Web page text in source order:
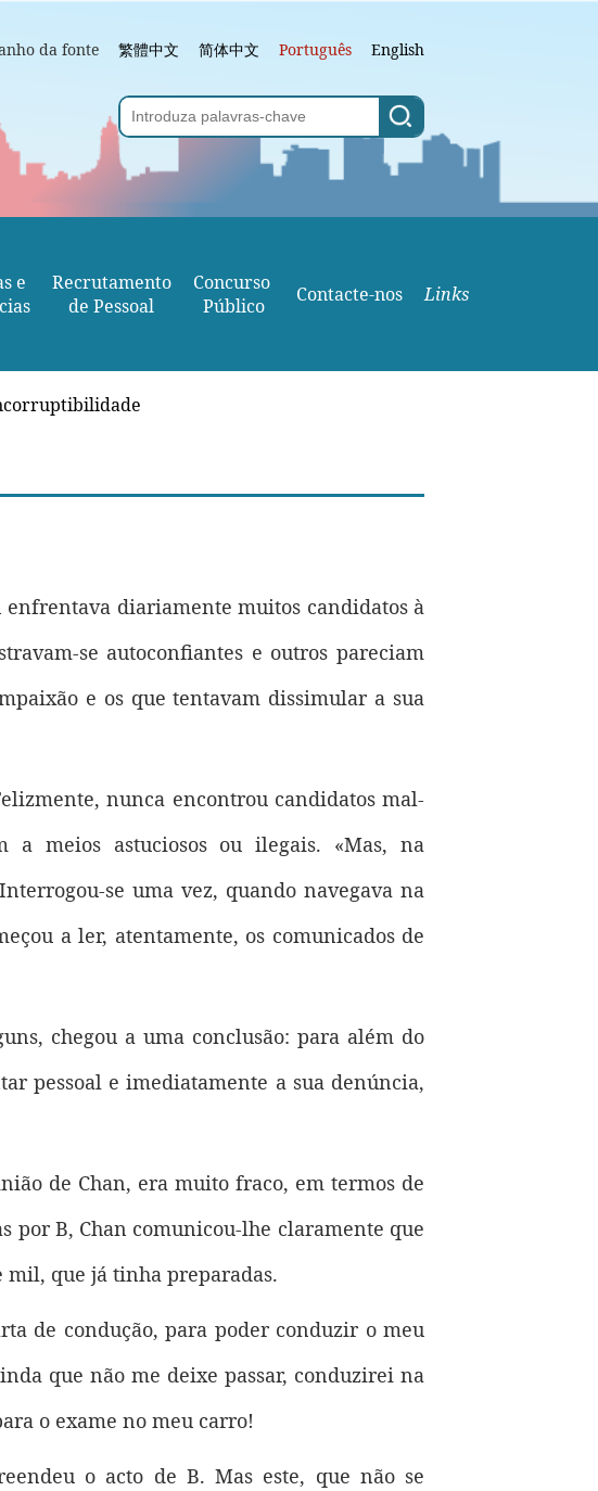
da fonte 繁體中文 简体中文 Português English
e
Recrutamento
de Pessoal
Concurso
Público
Contacte-nos Links
enfrentava diariamente muitos candidatos à
se autoconfiantes e outros pareciam
e os que tentavam dissimular a sua
nunca encontrou candidatos mal-
a meios astuciosos ou ilegais. «Mas, na
se uma vez, quando navegava na
a ler, atentamente, os comunicados de
chegou a uma conclusão: para além do
pessoal e imediatamente a sua denúncia,
de Chan, era muito fraco, em termos de
por B, Chan comunicou-lhe claramente que
mil, que já tinha preparadas.
de condução, para poder conduzir o meu
que não me deixe passar, conduzirei na
o exame no meu carro!
o acto de B. Mas este, que não se